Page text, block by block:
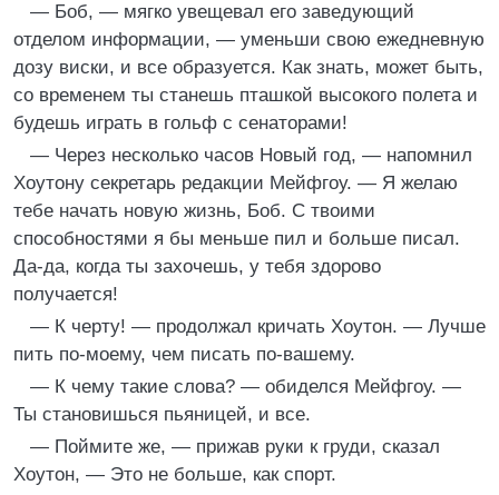
— Боб, — мягко увещевал его заведующий
отделом информации, — уменьши свою ежедневную
дозу виски, и все образуется. Как знать, может быть,
со временем ты станешь пташкой высокого полета и
будешь играть в гольф с сенаторами!
— Через несколько часов Новый год, — напомнил
Хоутону секретарь редакции Мейфгоу. — Я желаю
тебе начать новую жизнь, Боб. С твоими
способностями я бы меньше пил и больше писал.
Да-да, когда ты захочешь, у тебя здорово
получается!
— К черту! — продолжал кричать Хоутон. — Лучше
пить по-моему, чем писать по-вашему.
— К чему такие слова? — обиделся Мейфгоу. —
Ты становишься пьяницей, и все.
— Поймите же, — прижав руки к груди, сказал
Хоутон, — Это не больше, как спорт.